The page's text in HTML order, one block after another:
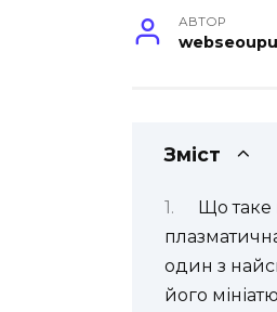
АВТОР
Зміст
Що таке
один з
його